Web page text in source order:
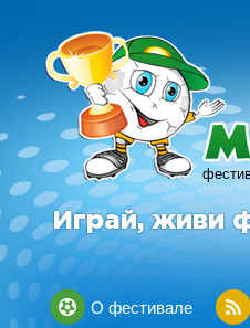
Играй, живи
О фестивале